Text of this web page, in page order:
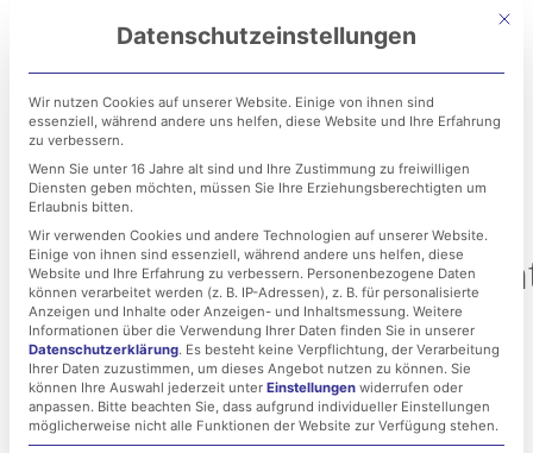
springen
Mehr Transparenz durch
vollständige
Dokumentation!
Mit
Datenschutzeinstellungen
Wir nutzen Cookies auf unserer Website. Einige von ihnen sind
essenziell, während andere uns helfen, diese Website und Ihre Erfahrung
zu verbessern.
Wenn Sie unter 16 Jahre alt sind und Ihre Zustimmung zu freiwilligen
Diensten geben möchten, müssen Sie Ihre Erziehungsberechtigten um
Erlaubnis bitten.
Wir verwenden Cookies und andere Technologien auf unserer Website.
Einige von ihnen sind essenziell, während andere uns helfen, diese
Website und Ihre Erfahrung zu verbessern. Personenbezogene Daten
können verarbeitet werden (z. B. IP-Adressen), z. B. für personalisierte
Anzeigen und Inhalte oder Anzeigen- und Inhaltsmessung. Weitere
Informationen über die Verwendung Ihrer Daten finden Sie in unserer
Datenschutzerklärung. Es besteht keine Verpflichtung, der Verarbeitung
Ihrer Daten zuzustimmen, um dieses Angebot nutzen zu können. Sie
können Ihre Auswahl jederzeit unter Einstellungen widerrufen oder
anpassen. Bitte beachten Sie, dass aufgrund individueller Einstellungen
möglicherweise nicht alle Funktionen der Website zur Verfügung stehen.